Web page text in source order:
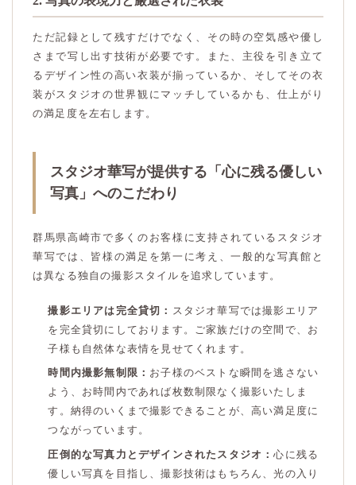
ただ記録として残すだけでなく、その時の空気感や優し
さまで写し出す技術が必要です。また、主役を引き立て
るデザイン性の高い衣装が揃っているか、そしてその衣
装がスタジオの世界観にマッチしているかも、仕上がり
の満足度を左右します。
スタジオ華写が提供する「心に残る優しい
写真」へのこだわり
群馬県高崎市で多くのお客様に支持されているスタジオ
華写では、皆様の満足を第一に考え、一般的な写真館と
は異なる独自の撮影スタイルを追求しています。
撮影エリアは完全貸切： スタジオ華写では撮影エリア
を完全貸切にしております。ご家族だけの空間で、お
子様も自然体な表情を見せてくれます。
時間内撮影無制限： お子様のベストな瞬間を逃さない
よう、お時間内であれば枚数制限なく撮影いたしま
す。納得のいくまで撮影できることが、高い満足度に
つながっています。
圧倒的な写真力とデザインされたスタジオ：心に残る
優しい写真を目指し、撮影技術はもちろん、光の入り